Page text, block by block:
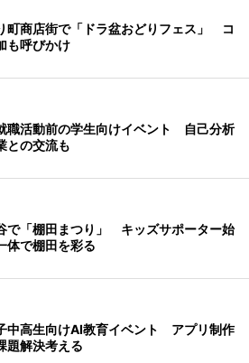
町商店街で「ドラ盆おどりフェス」 コ
も呼びかけ
職活動前の学生向けイベント 自己分析
との交流も
で「棚田まつり」 キッズサポーター始
体で棚田を彩る
中高生向けAI教育イベント アプリ制作
題解決考える